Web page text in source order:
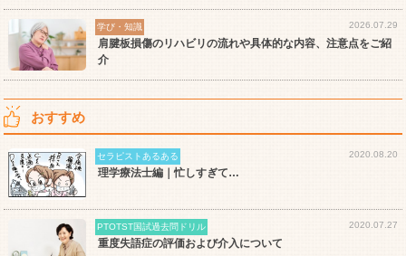
学び・知識 2026.07.29
肩腱板損傷のリハビリの流れや具体的な内容、注意点をご紹
介
おすすめ
セラピストあるある 2020.08.20
理学療法士編｜忙しすぎて…
PTOTST国試過去問ドリル 2020.07.27
重度失語症の評価および介入について